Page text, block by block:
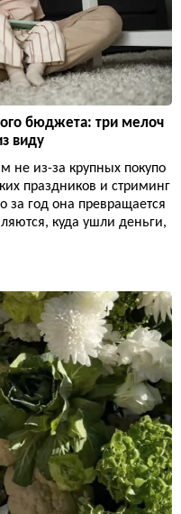
бюджета: три мелоч
виду
из-за крупных покупо
праздников и стриминг
за год она превращается
куда ушли деньги,